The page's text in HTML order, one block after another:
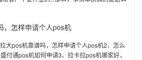
，怎样申请个人pos机
大pos机靠谱吗，怎样申请个人pos机2、怎么
付通pos机如何申请3、拉卡拉pos机哪家好，